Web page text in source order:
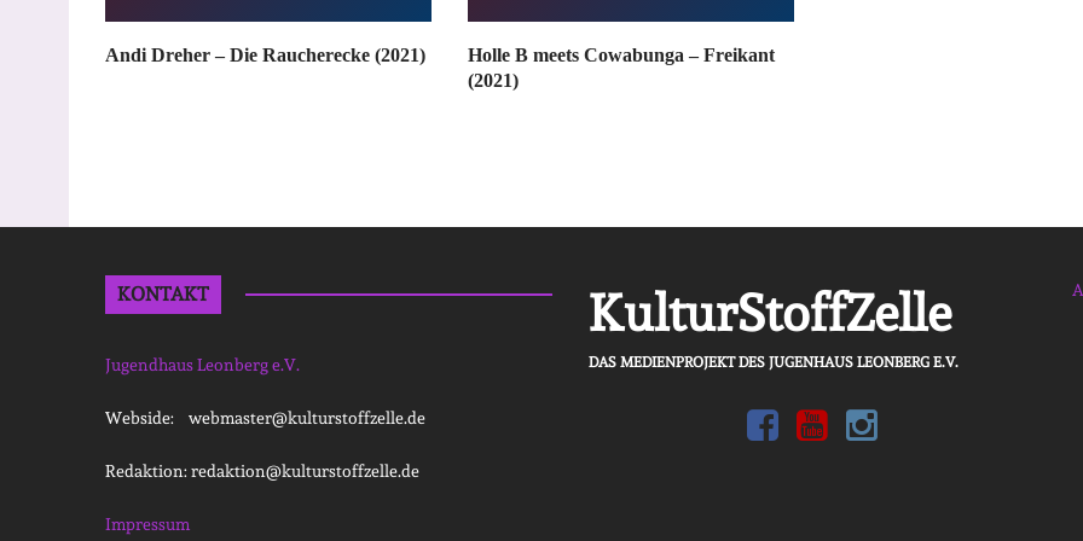
Andi Dreher – Die Raucherecke (2021)
Holle B meets Cowabunga – Freikant
(2021)
KONTAKT
Jugendhaus Leonberg e.V.
Webside: webmaster@kulturstoffzelle.de
Redaktion: redaktion@kulturstoffzelle.de
Impressum
KulturStoffZelle
DAS MEDIENPROJEKT DES JUGENHAUS LEONBERG E.V.